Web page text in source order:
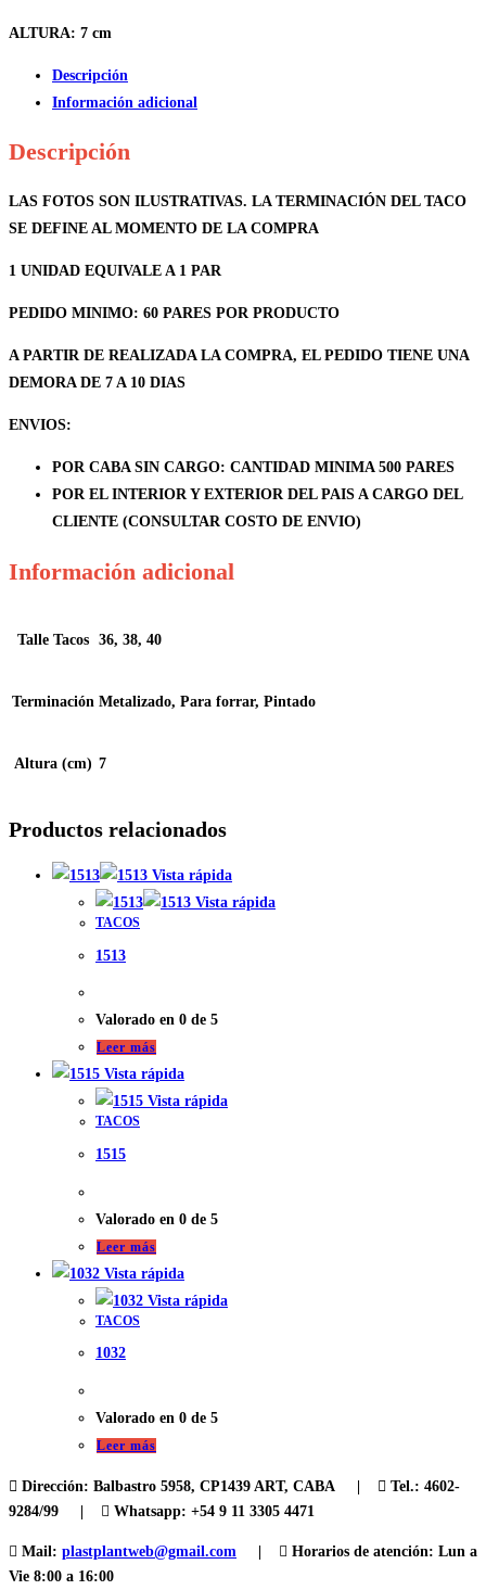
ALTURA: 7 cm
Descripción
Información adicional
Descripción
LAS FOTOS SON ILUSTRATIVAS. LA TERMINACIÓN DEL TACO
SE DEFINE AL MOMENTO DE LA COMPRA
1 UNIDAD EQUIVALE A 1 PAR
PEDIDO MINIMO: 60 PARES POR PRODUCTO
A PARTIR DE REALIZADA LA COMPRA, EL PEDIDO TIENE UNA
DEMORA DE 7 A 10 DIAS
ENVIOS:
POR CABA SIN CARGO: CANTIDAD MINIMA 500 PARES
POR EL INTERIOR Y EXTERIOR DEL PAIS A CARGO DEL
CLIENTE (CONSULTAR COSTO DE ENVIO)
Información adicional
Talle Tacos 36, 38, 40
Terminación Metalizado, Para forrar, Pintado
Altura (cm) 7
Productos relacionados
Vista rápida
Vista rápida
TACOS
1513
Valorado en 0 de 5
Leer más
Vista rápida
Vista rápida
TACOS
1515
Valorado en 0 de 5
Leer más
Vista rápida
Vista rápida
TACOS
1032
Valorado en 0 de 5
Leer más
Dirección: Balbastro 5958, CP1439 ART, CABA | Tel.: 4602-
9284/99 |
Whatsapp: +54 9 11 3305 4471
Mail: plastplantweb@gmail.com Horarios de atención: Lun a
Vie 8:00 a 16:00